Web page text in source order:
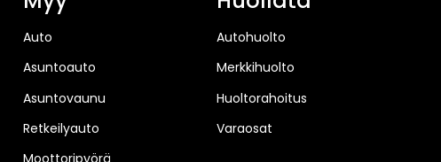
Auto
Asuntoauto
Asuntovaunu
Retkeilyauto
Autohuolto
Merkkihuolto
Huoltorahoitus
Varaosat